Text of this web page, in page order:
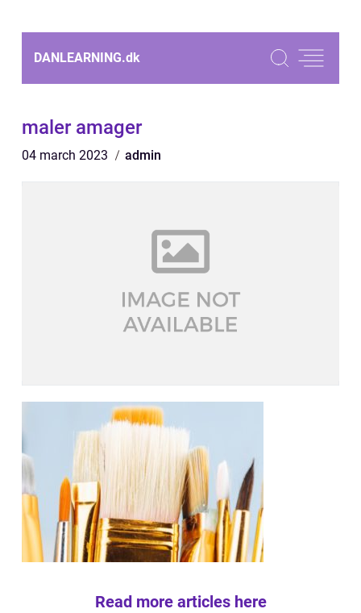
DANLEARNING.dk
maler amager
04 march 2023 admin
Read more articles here